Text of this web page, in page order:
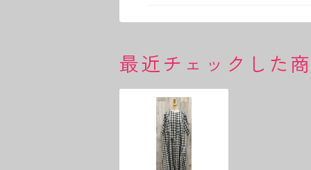
最近チェックした